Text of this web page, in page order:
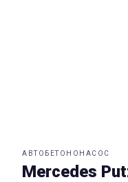
АВТОБЕТОНОНАСОС
Mercedes